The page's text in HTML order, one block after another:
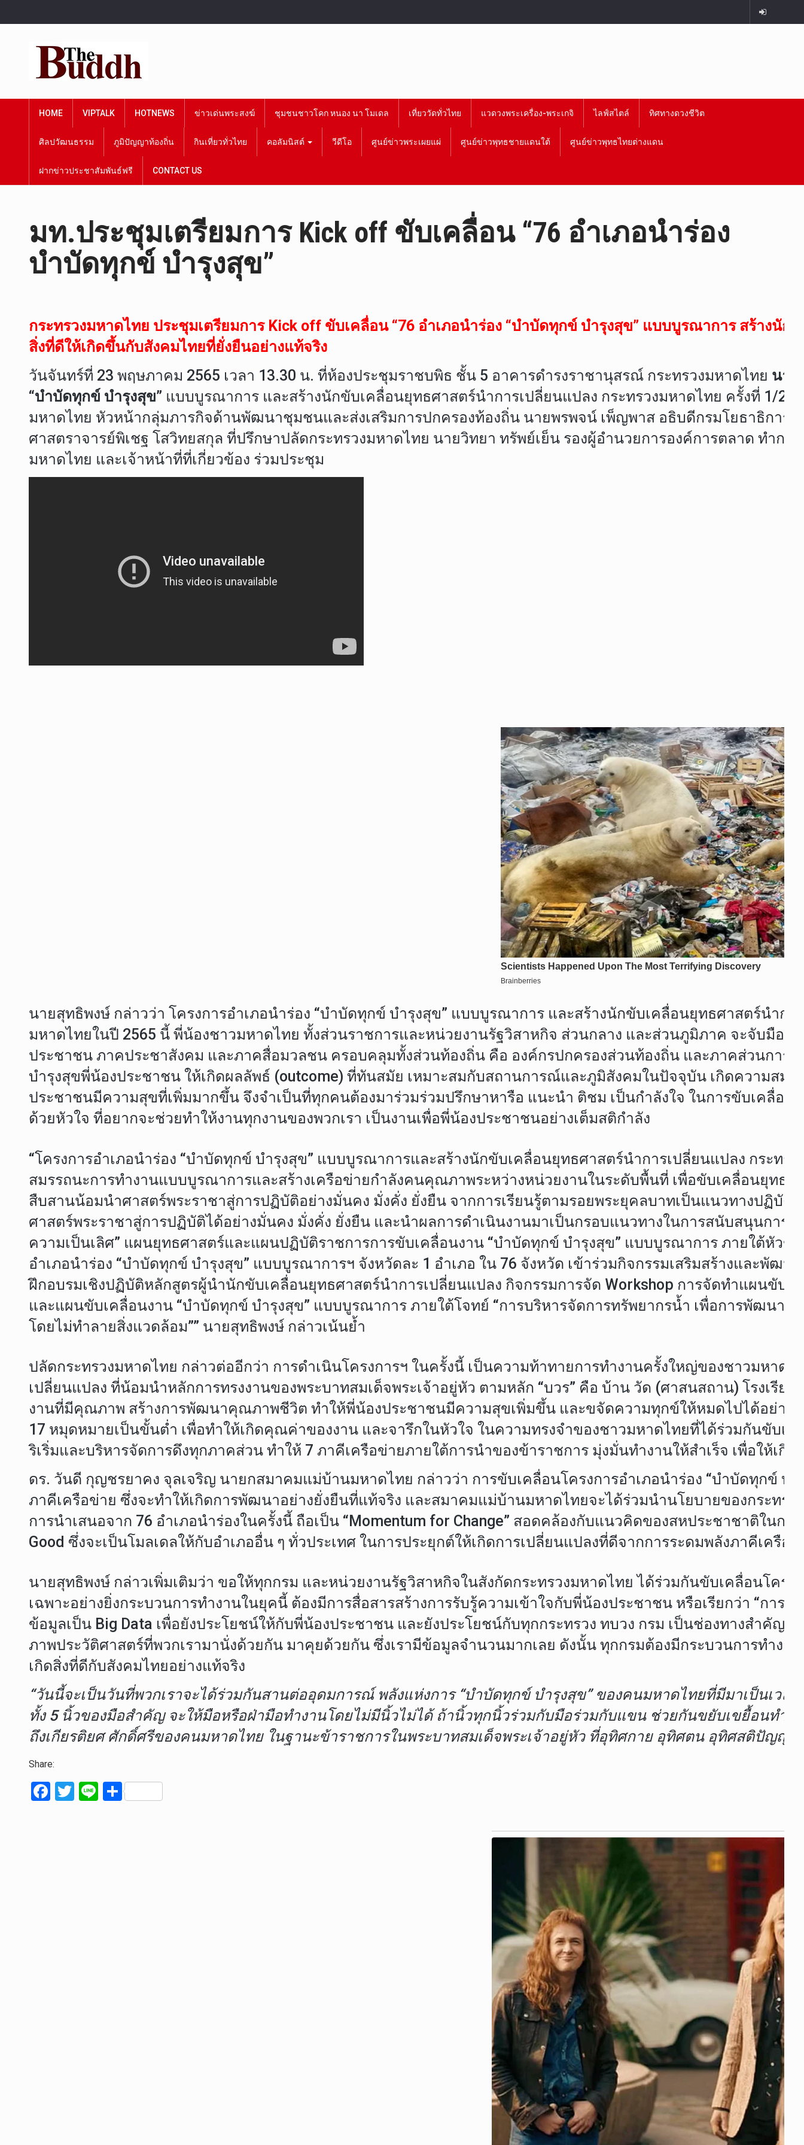
HOME VIPTALK HOTNEWS ข่าวเด่นพระสงฆ์ ชุมชนชาวโคก หนอง นา โมเดล เที่ยววัดทั่วไทย แวดวงพระเครื่อง-พระเกจิ ไลฟ์สไตล์ ทิศทางดวงชีวิต
ศิลปวัฒนธรรม ภูมิปัญญาท้องถิ่น กินเที่ยวทั่วไทย คอลัมนิสต์ วีดีโอ ศูนย์ข่าวพระเผยแผ่ ศูนย์ข่าวพุทธชายแดนใต้ ศูนย์ข่าวพุทธไทยต่างแดน
ฝากข่าวประชาสัมพันธ์ฟรี CONTACT US
มท.ประชุมเตรียมการ Kick off ขับเคลื่อน “76 อำเภอนำร่อง
บำบัดทุกข์ บำรุงสุข”
กระทรวงมหาดไทย ประชุมเตรียมการ Kick off ขับเคลื่อน “76 อำเภอนำร่อง “บำบัดทุกข์ บำรุงสุข” แบบบูรณาการ สร้าง
สิ่งที่ดีให้เกิดขึ้นกับสังคมไทยที่ยั่งยืนอย่างแท้จริง
วันจันทร์ที่ 23 พฤษภาคม 2565 เวลา 13.30 น. ที่ห้องประชุมราชบพิธ ชั้น 5 อาคารดำรงราชานุสรณ์ กระทรวงมหาดไทย นาย
“บำบัดทุกข์ บำรุงสุข” แบบบูรณาการ และสร้างนักขับเคลื่อนยุทธศาสตร์นำการเปลี่ยนแปลง กระทรวงมหาดไทย ครั้งที่ 1/
มหาดไทย หัวหน้ากลุ่มภารกิจด้านพัฒนาชุมชนและส่งเสริมการปกครองท้องถิ่น นายพรพจน์ เพ็ญพาส อธิบดีกรมโยธาธิการ
ศาสตราจารย์พิเชฐ โสวิทยสกุล ที่ปรึกษาปลัดกระทรวงมหาดไทย นายวิทยา ทรัพย์เย็น รองผู้อำนวยการองค์การตลาด ทำ
มหาดไทย และเจ้าหน้าที่ที่เกี่ยวข้อง ร่วมประชุม
นายสุทธิพงษ์ กล่าวว่า โครงการอำเภอนำร่อง “บำบัดทุกข์ บำรุงสุข” แบบบูรณาการ และสร้างนักขับเคลื่อนยุทธศาสตร์นำก
มหาดไทยในปี 2565 นี้ พี่น้องชาวมหาดไทย ทั้งส่วนราชการและหน่วยงานรัฐวิสาหกิจ ส่วนกลาง และส่วนภูมิภาค จะจับมื
ประชาชน ภาคประชาสังคม และภาคสื่อมวลชน ครอบคลุมทั้งส่วนท้องถิ่น คือ องค์กรปกครองส่วนท้องถิ่น และภาคส่วนการ
บำรุงสุขพี่น้องประชาชน ให้เกิดผลลัพธ์ (outcome) ที่ทันสมัย เหมาะสมกับสถานการณ์และภูมิสังคมในปัจจุบัน เกิดความส
ประชาชนมีความสุขที่เพิ่มมากขึ้น จึงจำเป็นที่ทุกคนต้องมาร่วมร่วมปรึกษาหารือ แนะนำ ติชม เป็นกำลังใจ ในการขับเคลื่
ด้วยหัวใจ ที่อยากจะช่วยทำให้งานทุกงานของพวกเรา เป็นงานเพื่อพี่น้องประชาชนอย่างเต็มสติกำลัง
“โครงการอำเภอนำร่อง “บำบัดทุกข์ บำรุงสุข” แบบบูรณาการและสร้างนักขับเคลื่อนยุทธศาสตร์นำการเปลี่ยนแปลง กระ
สมรรถนะการทำงานแบบบูรณาการและสร้างเครือข่ายกำลังคนคุณภาพระหว่างหน่วยงานในระดับพื้นที่ เพื่อขับเคลื่อนยุท
สืบสานน้อมนำศาสตร์พระราชาสู่การปฏิบัติอย่างมั่นคง มั่งคั่ง ยั่งยืน จากการเรียนรู้ตามรอยพระยุคลบาทเป็นแนวทางปฏิ
ศาสตร์พระราชาสู่การปฏิบัติได้อย่างมั่นคง มั่งคั่ง ยั่งยืน และนำผลการดำเนินงานมาเป็นกรอบแนวทางในการสนับสนุนกา
ความเป็นเลิศ” แผนยุทธศาสตร์และแผนปฏิบัติราชการการขับเคลื่อนงาน “บำบัดทุกข์ บำรุงสุข” แบบบูรณาการ ภายใต้หั
อำเภอนำร่อง “บำบัดทุกข์ บำรุงสุข” แบบบูรณาการฯ จังหวัดละ 1 อำเภอ ใน 76 จังหวัด เข้าร่วมกิจกรรมเสริมสร้างและ
ฝึกอบรมเชิงปฏิบัติหลักสูตรผู้นำนักขับเคลื่อนยุทธศาสตร์นำการเปลี่ยนแปลง กิจกรรมการจัด Workshop การจัดทำแผนขั
และแผนขับเคลื่อนงาน “บำบัดทุกข์ บำรุงสุข” แบบบูรณาการ ภายใต้โจทย์ “การบริหารจัดการทรัพยากรน้ำ เพื่อการพัฒ
โดยไม่ทำลายสิ่งแวดล้อม”” นายสุทธิพงษ์ กล่าวเน้นย้ำ
ปลัดกระทรวงมหาดไทย กล่าวต่ออีกว่า การดำเนินโครงการฯ ในครั้งนี้ เป็นความท้าทายการทำงานครั้งใหญ่ของชาวมหา
เปลี่ยนแปลง ที่น้อมนำหลักการทรงงานของพระบาทสมเด็จพระเจ้าอยู่หัว ตามหลัก “บวร” คือ บ้าน วัด (ศาสนสถาน) โรงเ
งานที่มีคุณภาพ สร้างการพัฒนาคุณภาพชีวิต ทำให้พี่น้องประชาชนมีความสุขเพิ่มขึ้น และขจัดความทุกข์ให้หมดไปได้อย่างยั่
17 หมุดหมายเป็นขั้นต่ำ เพื่อทำให้เกิดคุณค่าของงาน และจารึกในหัวใจ ในความทรงจำของชาวมหาดไทยที่ได้ร่วมกันขับ
ริเริ่มและบริหารจัดการดึงทุกภาคส่วน ทำให้ 7 ภาคีเครือข่ายภายใต้การนำของข้าราชการ มุ่งมั่นทำงานให้สำเร็จ เพื่อให้เ
ดร. วันดี กุญชรยาคง จุลเจริญ นายกสมาคมแม่บ้านมหาดไทย กล่าวว่า การขับเคลื่อนโครงการอำเภอนำร่อง “บำบัดทุกข์ บ
ภาคีเครือข่าย ซึ่งจะทำให้เกิดการพัฒนาอย่างยั่งยืนที่แท้จริง และสมาคมแม่บ้านมหาดไทยจะได้ร่วมนำนโยบายของกระท
การนำเสนอจาก 76 อำเภอนำร่องในครั้งนี้ ถือเป็น “Momentum for Change” สอดคล้องกับแนวคิดของสหประชาชาติในก
Good ซึ่งจะเป็นโมลเดลให้กับอำเภออื่น ๆ ทั่วประเทศ ในการประยุกต์ให้เกิดการเปลี่ยนแปลงที่ดีจากการระดมพลังภาคีเครื
นายสุทธิพงษ์ กล่าวเพิ่มเติมว่า ขอให้ทุกกรม และหน่วยงานรัฐวิสาหกิจในสังกัดกระทรวงมหาดไทย ได้ร่วมกันขับเคลื่อนโครง
เฉพาะอย่างยิ่งกระบวนการทำงานในยุคนี้ ต้องมีการสื่อสารสร้างการรับรู้ความเข้าใจกับพี่น้องประชาชน หรือเรียกว่า “กา
ข้อมูลเป็น Big Data เพื่อยังประโยชน์ให้กับพี่น้องประชาชน และยังประโยชน์กับทุกกระทรวง ทบวง กรม เป็นช่องทางสำคั
ภาพประวัติศาสตร์ที่พวกเรามานั่งด้วยกัน มาคุยด้วยกัน ซึ่งเรามีข้อมูลจำนวนมากเลย ดังนั้น ทุกกรมต้องมีกระบวนการทำง
เกิดสิ่งที่ดีกับสังคมไทยอย่างแท้จริง
“วันนี้จะเป็นวันที่พวกเราจะได้ร่วมกันสานต่ออุดมการณ์ พลังแห่งการ “บำบัดทุกข์ บำรุงสุข” ของคนมหาดไทยที่มีมาเป็นเว
ทั้ง 5 นิ้วของมือสำคัญ จะให้มือหรือฝ่ามือทำงานโดยไม่มีนิ้วไม่ได้ ถ้านิ้วทุกนิ้วร่วมกับมือร่วมกับแขน ช่วยกันขยับเขยื้อนทำใ
ถึงเกียรติยศ ศักดิ์ศรีของคนมหาดไทย ในฐานะข้าราชการในพระบาทสมเด็จพระเจ้าอยู่หัว ที่อุทิศกาย อุทิศตน อุทิศสติปัญญ
Share:
F
T
Li S